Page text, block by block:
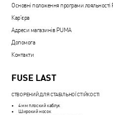
FUSE LAST
СТВОРЕНИЙ ДЛЯ СТАБІЛЬНОЇ СТІЙКОСТІ
4 мм плоский каблук
Широкий носок
Основні положення програми
Кар'єра
Адреси магазинів PUMA
Допомога
Контакти